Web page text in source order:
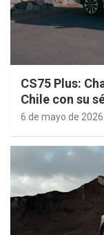
CS75 Plus:
Chile con su
6 de mayo de 2026